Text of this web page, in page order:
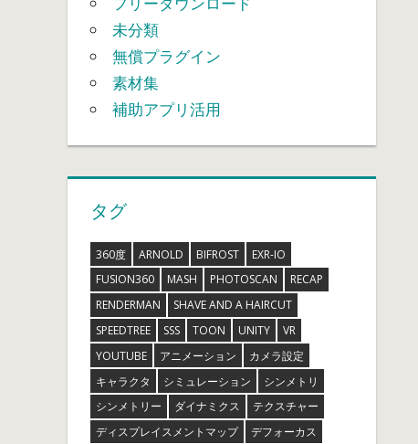
未分類
無償プラグイン
素材集
補助アプリ活用
タグ
360度 ARNOLD BIFROST
EXR-IO
FUSION360
MASH PHOTOSCAN
RECAP
RENDERMAN
SHAVE AND A HAIRCUT
SPEEDTREE
SSS TOON UNITY
VR
YOUTUBE
アニメーション
カメラ設定
キャラクタ
シミュレーション
シンメトリ
シンメトリー
ダイナミクス
テクスチャー
ディスプレイスメントマップ
デフォーカス